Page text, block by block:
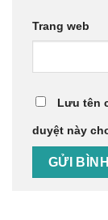
Trang web
Lưu tên
duyệt này